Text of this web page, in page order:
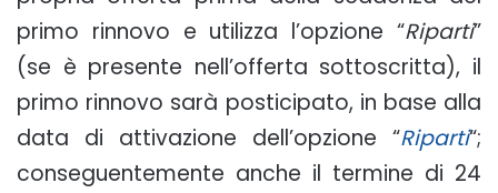
primo rinnovo e utilizza l’opzione “Riparti”
(se è presente nell’offerta sottoscritta), il
primo rinnovo sarà posticipato, in base alla
data di attivazione dell’opzione “Riparti“;
conseguentemente anche il termine di 24